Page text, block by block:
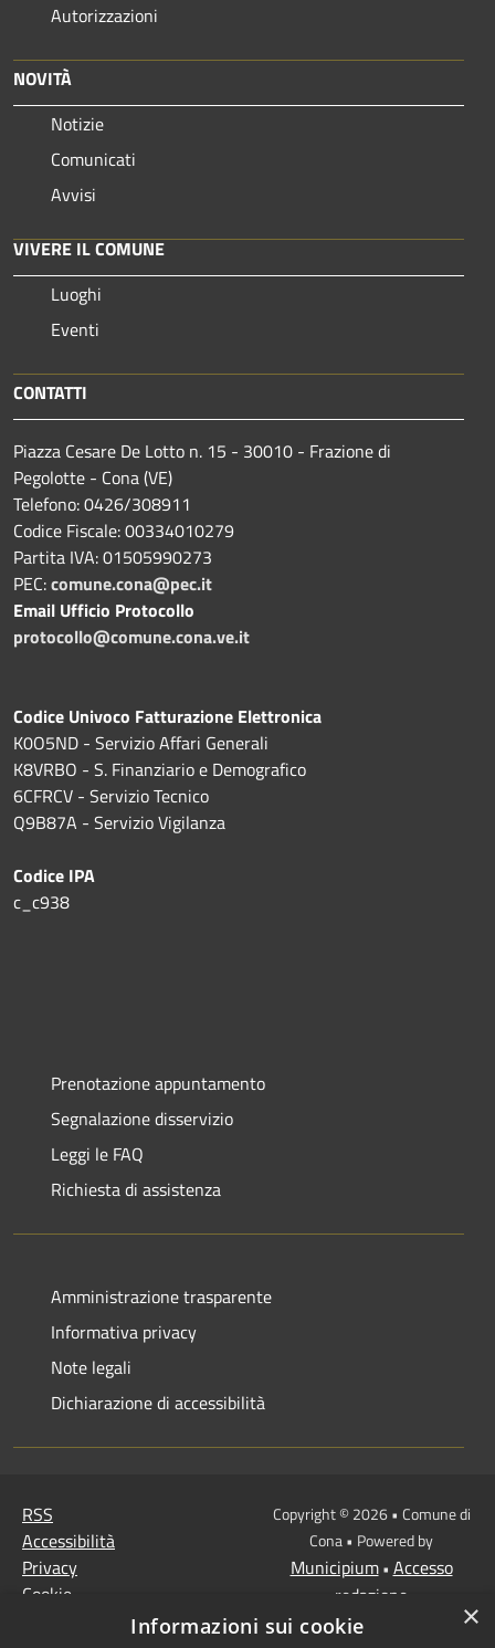
Autorizzazioni
NOVITÀ
Notizie
Comunicati
Avvisi
VIVERE IL COMUNE
Luoghi
Eventi
CONTATTI
Piazza Cesare De Lotto n. 15 - 30010 - Frazione di
Pegolotte - Cona (VE)
Telefono: 0426/308911
Codice Fiscale: 00334010279
Partita IVA: 01505990273
PEC:comune.cona@pec.it
Email Ufficio Protocollo
protocollo@comune.cona.ve.it
Codice Univoco Fatturazione Elettronica
K0O5ND - Servizio Affari Generali
K8VRBO - S. Finanziario e Demografico
6CFRCV - Servizio Tecnico
Q9B87A - Servizio Vigilanza
Codice IPA
c_c938
Prenotazione appuntamento
Segnalazione disservizio
Leggi le FAQ
Richiesta di assistenza
Amministrazione trasparente
Informativa privacy
Note legali
Dichiarazione di accessibilità
RSS
Accessibilità
Privacy
Cookie
Copyright © 2026 • Comune di
Cona • Powered by
Municipium• Accesso
redazione
×
Informazioni sui cookie